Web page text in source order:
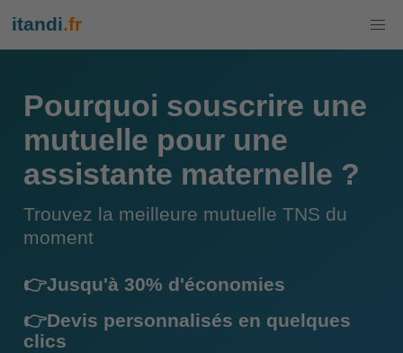
itandi.fr
Pourquoi souscrire une
mutuelle pour une
assistante maternelle ?
Trouvez la meilleure mutuelle TNS du
moment
👉Jusqu'à 30% d'économies
👉Devis personnalisés en quelques
clics